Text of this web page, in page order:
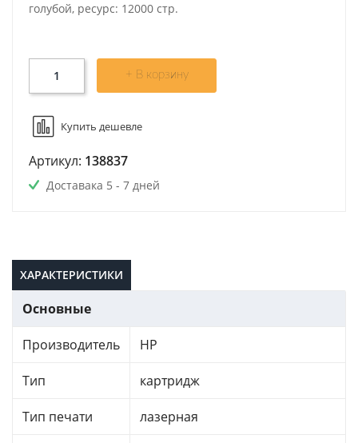
голубой, ресурс: 12000 стр.
+ В корзину
Купить дешевле
Артикул: 138837
Доставака 5 - 7 дней
ХАРАКТЕРИСТИКИ
Основные
Производитель HP
Тип картридж
Тип печати лазерная